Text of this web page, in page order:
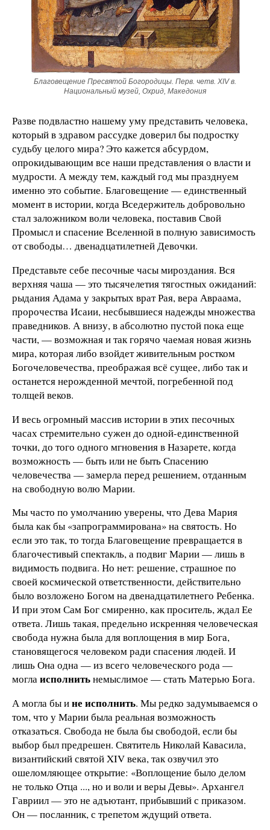
Благовещение Пресвятой Богородицы. Перв. четв. XIV в.
Национальный музей, Охрид, Македония
Разве подвластно нашему уму представить человека,
который в здравом рассудке доверил бы подростку
судьбу целого мира? Это кажется абсурдом,
опрокидывающим все наши представления о власти и
мудрости. А между тем, каждый год мы празднуем
именно это событие. Благовещение — единственный
момент в истории, когда Вседержитель добровольно
стал заложником воли человека, поставив Свой
Промысл и спасение Вселенной в полную зависимость
от свободы… двенадцатилетней Девочки.
Представьте себе песочные часы мироздания. Вся
верхняя чаша — это тысячелетия тягостных ожиданий:
рыдания Адама у закрытых врат Рая, вера Авраама,
пророчества Исаии, несбывшиеся надежды множества
праведников. А внизу, в абсолютно пустой пока еще
части, — возможная и так горячо чаемая новая жизнь
мира, которая либо взойдет живительным ростком
Богочеловечества, преображая всё сущее, либо так и
останется нерожденной мечтой, погребенной под
толщей веков.
И весь огромный массив истории в этих песочных
часах стремительно сужен до одной-единственной
точки, до того одного мгновения в Назарете, когда
возможность — быть или не быть Спасению
человечества — замерла перед решением, отданным
на свободную волю Марии.
Мы часто по умолчанию уверены, что Дева Мария
была как бы «запрограммирована» на святость. Но
если это так, то тогда Благовещение превращается в
благочестивый спектакль, а подвиг Марии — лишь в
видимость подвига. Но нет: решение, страшное по
своей космической ответственности, действительно
было возложено Богом на двенадцатилетнего Ребенка.
И при этом Сам Бог смиренно, как проситель, ждал Ее
ответа. Лишь такая, предельно искренняя человеческая
свобода нужна была для воплощения в мир Бога,
становящегося человеком ради спасения людей. И
лишь Она одна — из всего человеческого рода —
моглаисполнитьнемыслимое — стать Матерью Бога.
А могла бы ине исполнить. Мы редко задумываемся о
том, что у Марии была реальная возможность
отказаться. Свобода не была бы свободой, если бы
выбор был предрешен. Святитель Николай Кавасила,
византийский святой XIV века, так озвучил это
ошеломляющее открытие: «Воплощение было делом
не только Отца ..., но и воли и веры Девы». Архангел
Гавриил — это не адъютант, прибывший с приказом.
Он — посланник, с трепетом ждущий ответа.